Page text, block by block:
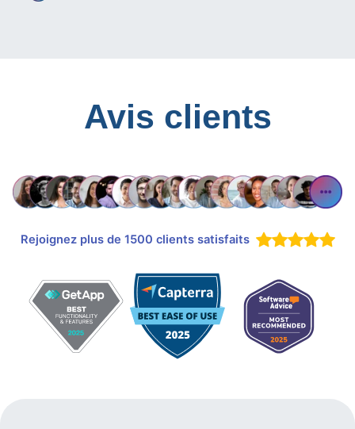
Avis clients
Rejoignez plus de 1500 clients satisfaits